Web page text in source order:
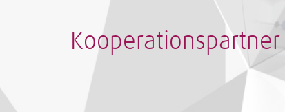
Kooperationspartner